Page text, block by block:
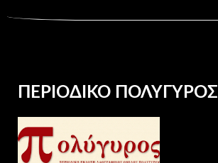
ΠΕΡΙΟΔΙΚΌ ΠΟΛΎΓΥΡΟΣ